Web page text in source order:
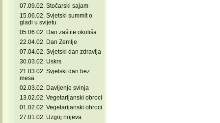
07.09.02. Stočarski sajam
15.06.02. Svjetski summit o
gladi u svijetu
05.06.02. Dan zaštite okoliša
22.04.02. Dan Zemlje
07.04.02. Svjetski dan zdravlja
30.03.02. Uskrs
21.03.02. Svjetski dan bez
mesa
02.03.02. Davljenje svinja
13.02.02. Vegetarijanski obroci
01.02.02. Vegetarijanski obroci
27.01.02. Uzgoj nojeva